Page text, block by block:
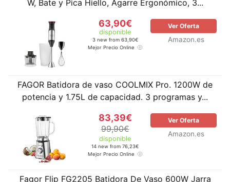
W, Bate y Pica Hiello, Agarre Ergonómico, 3...
63,90€
disponible
3 new from 63,90€
Mejor Precio Online
Ver Oferta
Amazon.es
FAGOR Batidora de vaso COOLMIX Pro. 1200W de
potencia y 1.75L de capacidad. 3 programas y...
83,39€
99,90€
disponible
14 new from 76,23€
Mejor Precio Online
Ver Oferta
Amazon.es
Fagor Flip FG2205 Batidora De Vaso 600W Jarra